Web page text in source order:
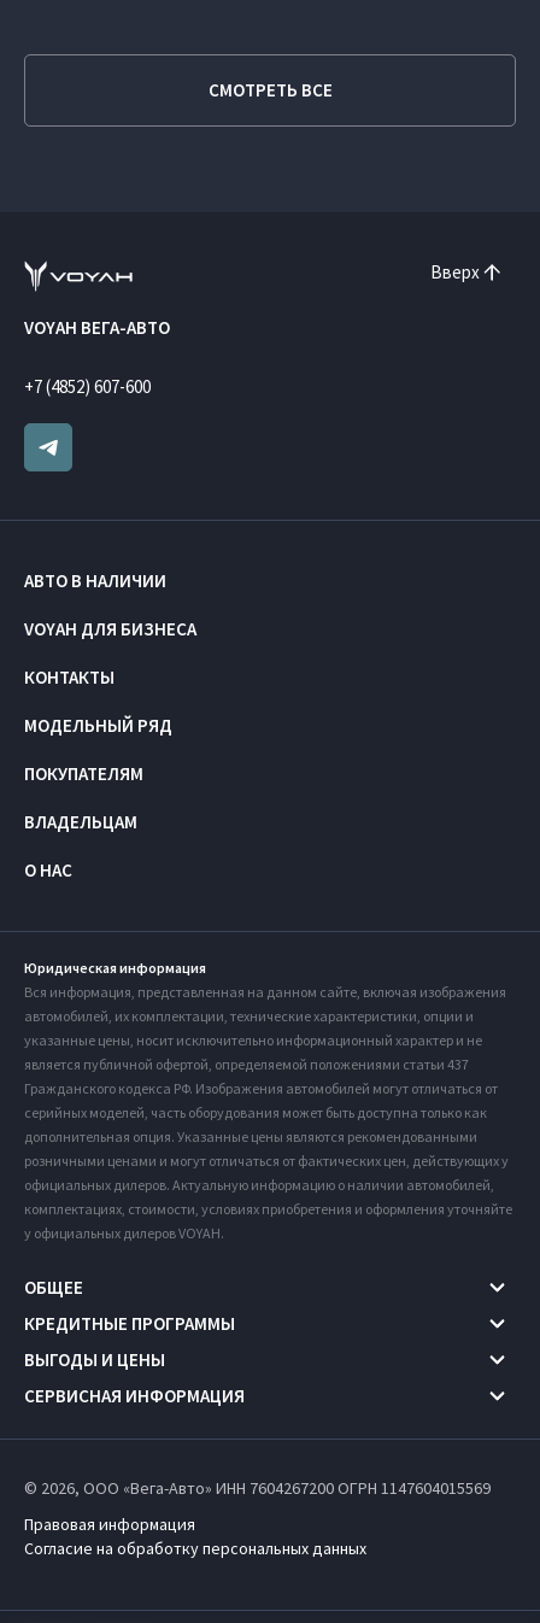
СМОТРЕТЬ ВСЕ
Вверх
VOYAH ВЕГА-АВТО
+7 (4852) 607-600
АВТО В НАЛИЧИИ
VOYAH ДЛЯ БИЗНЕСА
КОНТАКТЫ
МОДЕЛЬНЫЙ РЯД
ПОКУПАТЕЛЯМ
ВЛАДЕЛЬЦАМ
О НАС
Юридическая информация
Вся информация, представленная на данном сайте, включая изображения
автомобилей, их комплектации, технические характеристики, опции и
указанные цены, носит исключительно информационный характер и не
является публичной офертой, определяемой положениями статьи 437
Гражданского кодекса РФ. Изображения автомобилей могут отличаться от
серийных моделей, часть оборудования может быть доступна только как
дополнительная опция. Указанные цены являются рекомендованными
розничными ценами и могут отличаться от фактических цен, действующих у
официальных дилеров. Актуальную информацию о наличии автомобилей,
комплектациях, стоимости, условиях приобретения и оформления уточняйте
у официальных дилеров VOYAH.
ОБЩЕЕ
КРЕДИТНЫЕ ПРОГРАММЫ
ВЫГОДЫ И ЦЕНЫ
СЕРВИСНАЯ ИНФОРМАЦИЯ
© 2026, ООО «Вега-Авто» ИНН 7604267200ОГРН 1147604015569
Правовая информация
Согласие на обработку персональных данных